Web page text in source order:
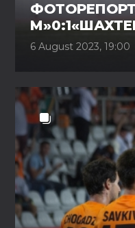
6 August 2023, 19:00